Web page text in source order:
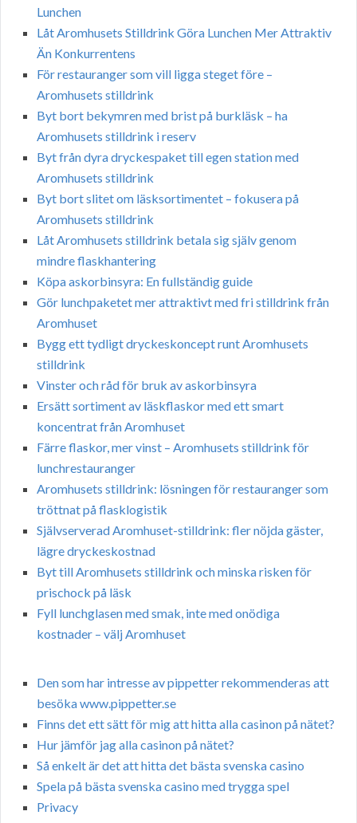
Lunchen
Låt Aromhusets Stilldrink Göra Lunchen Mer Attraktiv
Än Konkurrentens
För restauranger som vill ligga steget före –
Aromhusets stilldrink
Byt bort bekymren med brist på burkläsk – ha
Aromhusets stilldrink i reserv
Byt från dyra dryckespaket till egen station med
Aromhusets stilldrink
Byt bort slitet om läsksortimentet – fokusera på
Aromhusets stilldrink
Låt Aromhusets stilldrink betala sig själv genom
mindre flaskhantering
Köpa askorbinsyra: En fullständig guide
Gör lunchpaketet mer attraktivt med fri stilldrink från
Aromhuset
Bygg ett tydligt dryckeskoncept runt Aromhusets
stilldrink
Vinster och råd för bruk av askorbinsyra
Ersätt sortiment av läskflaskor med ett smart
koncentrat från Aromhuset
Färre flaskor, mer vinst – Aromhusets stilldrink för
lunchrestauranger
Aromhusets stilldrink: lösningen för restauranger som
tröttnat på flasklogistik
Självserverad Aromhuset-stilldrink: fler nöjda gäster,
lägre dryckeskostnad
Byt till Aromhusets stilldrink och minska risken för
prischock på läsk
Fyll lunchglasen med smak, inte med onödiga
kostnader – välj Aromhuset
Den som har intresse av pippetter rekommenderas att
besöka www.pippetter.se
Finns det ett sätt för mig att hitta alla casinon på nätet?
Hur jämför jag alla casinon på nätet?
Så enkelt är det att hitta det bästa svenska casino
Spela på bästa svenska casino med trygga spel
Privacy